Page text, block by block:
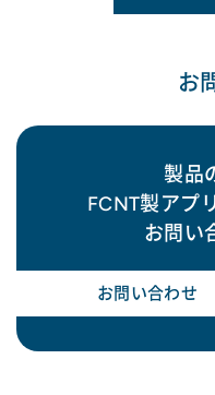
お
製品
FCNT製アプ
お問い
お問い合わせ